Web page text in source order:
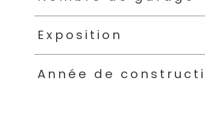
Exposition
Année de